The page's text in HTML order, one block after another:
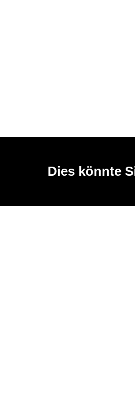
Dies könnte